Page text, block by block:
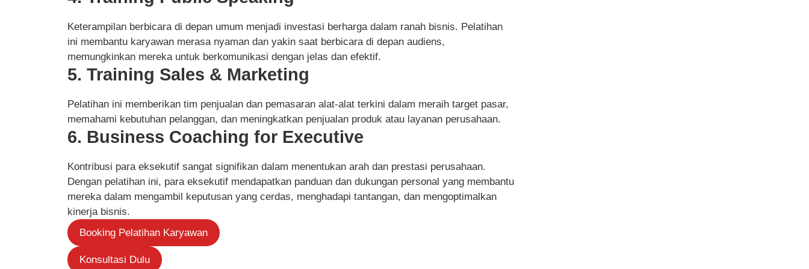
Keterampilan berbicara di depan umum menjadi investasi berharga dalam ranah bisnis. Pelatihan
ini membantu karyawan merasa nyaman dan yakin saat berbicara di depan audiens,
memungkinkan mereka untuk berkomunikasi dengan jelas dan efektif.
5. Training Sales & Marketing
Pelatihan ini memberikan tim penjualan dan pemasaran alat-alat terkini dalam meraih target pasar,
memahami kebutuhan pelanggan, dan meningkatkan penjualan produk atau layanan perusahaan.
6. Business Coaching for Executive
Kontribusi para eksekutif sangat signifikan dalam menentukan arah dan prestasi perusahaan.
Dengan pelatihan ini, para eksekutif mendapatkan panduan dan dukungan personal yang membantu
mereka dalam mengambil keputusan yang cerdas, menghadapi tantangan, dan mengoptimalkan
kinerja bisnis.
Booking Pelatihan Karyawan
Konsultasi Dulu